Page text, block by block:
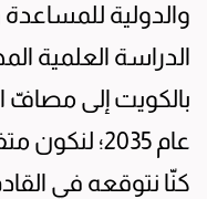
والدولية
الدراسة العلمية
بالكويت إلى مصافّ
عام 2035؛
كنّا نتوقعه في